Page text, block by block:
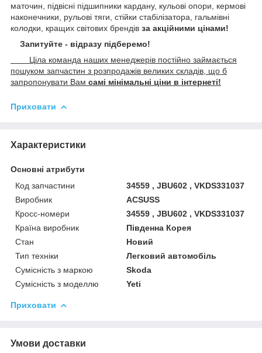
маточин, підвісні підшипники кардану, кульові опори, кермові
наконечники, рульові тяги, стійки стабілізатора, гальмівні
колодки, кращих світових брендів за акційними цінами!
Запитуйте - відразу підберемо!
Ціла команда наших менеджерів постійно займається
пошуком запчастин з розпродажів великих складів, що б
запропонувати Вам самі мінімальні ціни в інтернеті!
Приховати
Характеристики
Основні атрибути
Код запчастини
34559 , JBU602 , VKDS331037
Виробник
ACSUSS
Кросс-номери
34559 , JBU602 , VKDS331037
Країна виробник
Південна Корея
Стан
Новий
Тип техніки
Легковий автомобіль
Сумісність з маркою
Skoda
Сумісність з моделлю
Yeti
Приховати
Умови доставки